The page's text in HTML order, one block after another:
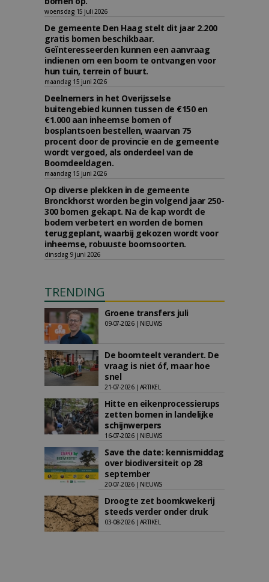
woensdag 15 juli 2026
De gemeente Den Haag stelt dit jaar 2.200
gratis bomen beschikbaar.
Geïnteresseerden kunnen een aanvraag
indienen om een boom te ontvangen voor
hun tuin, terrein of buurt.
maandag 15 juni 2026
Deelnemers in het Overijsselse
buitengebied kunnen tussen de €150 en
€1.000 aan inheemse bomen of
bosplantsoen bestellen, waarvan 75
procent door de provincie en de gemeente
wordt vergoed, als onderdeel van de
Boomdeeldagen.
maandag 15 juni 2026
Op diverse plekken in de gemeente
Bronckhorst worden begin volgend jaar 250-
300 bomen gekapt. Na de kap wordt de
bodem verbetert en worden de bomen
teruggeplant, waarbij gekozen wordt voor
inheemse, robuuste boomsoorten.
dinsdag 9 juni 2026
TRENDING
Groene transfers juli
09-07-2026 | NIEUWS
De boomteelt verandert. De
vraag is niet óf, maar hoe
snel
21-07-2026 | ARTIKEL
Hitte en eikenprocessierups
zetten bomen in landelijke
schijnwerpers
16-07-2026 | NIEUWS
Save the date: kennismiddag
over biodiversiteit op 28
september
20-07-2026 | NIEUWS
Droogte zet boomkwekerij
steeds verder onder druk
03-08-2026 | ARTIKEL